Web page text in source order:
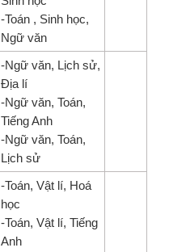
-Toán , Sinh học,
Ngữ văn
-Ngữ văn, Lịch sử,
Địa lí
-Ngữ văn, Toán,
Tiếng Anh
-Ngữ văn, Toán,
Lịch sử
-Toán, Vật lí, Hoá
học
-Toán, Vật lí, Tiếng
Anh